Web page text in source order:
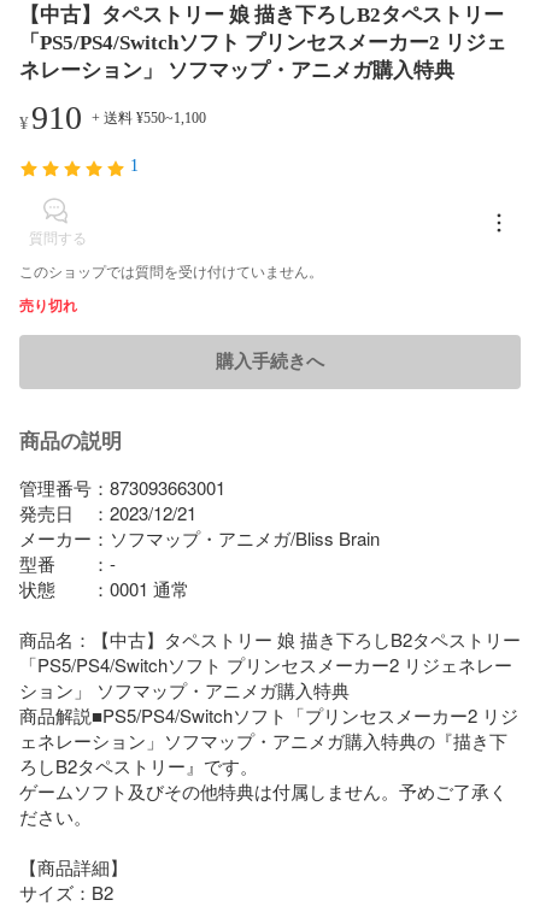
【中古】タペストリー 娘 描き下ろしB2タペストリー
「PS5/PS4/Switchソフト プリンセスメーカー2 リジェ
ネレーション」 ソフマップ・アニメガ購入特典
¥910 + 送料 ¥550~1,100
1
質問する
このショップでは質問を受け付けていません。
売り切れ
購入手続きへ
商品の説明
管理番号：873093663001
発売日　：2023/12/21
メーカー：ソフマップ・アニメガ/Bliss Brain
型番　　：-
状態　　：0001 通常
商品名：【中古】タペストリー 娘 描き下ろしB2タペストリー
「PS5/PS4/Switchソフト プリンセスメーカー2 リジェネレー
ション」 ソフマップ・アニメガ購入特典
商品解説■PS5/PS4/Switchソフト「プリンセスメーカー2 リジ
ェネレーション」ソフマップ・アニメガ購入特典の『描き下
ろしB2タペストリー』です。
ゲームソフト及びその他特典は付属しません。予めご了承く
ださい。
【商品詳細】
サイズ：B2